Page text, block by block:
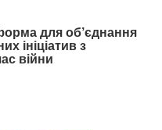
для об’єднання
ініціатив з
війни